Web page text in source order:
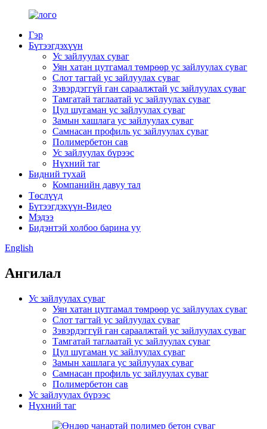
Гэр
Бүтээгдэхүүн
Ус зайлуулах суваг
Уян хатан цутгамал төмрөөр ус зайлуулах суваг
Слот тагтай ус зайлуулах суваг
Зэвэрдэггүй ган сараалжтай ус зайлуулах суваг
Тамгатай таглаатай ус зайлуулах суваг
Цул шугаман ус зайлуулах суваг
Замын хашлага ус зайлуулах суваг
Самнасан профиль ус зайлуулах суваг
Полимербетон сав
Ус зайлуулах бүрээс
Нүхний таг
Бидний тухай
Компанийн давуу тал
Төслүүд
Бүтээгдэхүүн-Видео
Мэдээ
Бидэнтэй холбоо барина уу
English
Ангилал
Ус зайлуулах суваг
Уян хатан цутгамал төмрөөр ус зайлуулах суваг
Слот тагтай ус зайлуулах суваг
Зэвэрдэггүй ган сараалжтай ус зайлуулах суваг
Тамгатай таглаатай ус зайлуулах суваг
Цул шугаман ус зайлуулах суваг
Замын хашлага ус зайлуулах суваг
Самнасан профиль ус зайлуулах суваг
Полимербетон сав
Ус зайлуулах бүрээс
Нүхний таг